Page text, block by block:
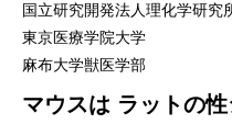
国立研究開発法人理化学研究
東京医療学院大学
麻布大学獣医学部
マウスは ラットの